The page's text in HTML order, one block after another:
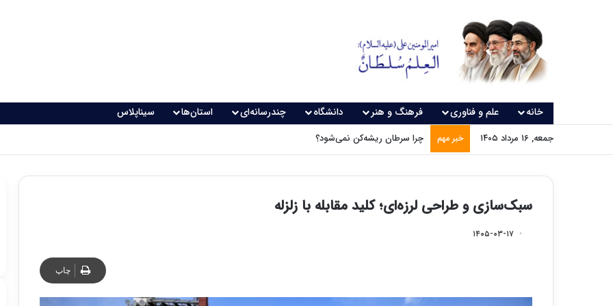
خانه علم و فناوری فرهنگ و هنر دانشگاه چندرسانه‌ای استان‌ها سیناپلاس
جمعه, ۱۶ مرداد ۱۴۰۵ خبر مهم چرا سرطان ریشه‌کن نمی‌شود؟
سبک‌سازی و طراحی لرزه‌ای؛ کلید مقابله با زلزله
۱۴۰۵-۰۳-۱۷
چاپ